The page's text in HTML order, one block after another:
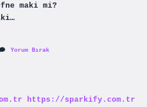
maki mi?
Yorum Bırak
https://sparkify.com.tr